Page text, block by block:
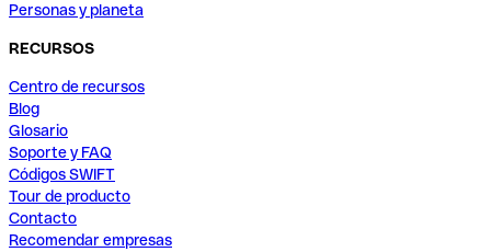
Personas y planeta
RECURSOS
Centro de recursos
Blog
Glosario
Soporte y FAQ
Códigos SWIFT
Tour de producto
Contacto
Recomendar empresas